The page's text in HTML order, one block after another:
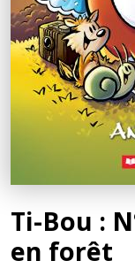
Ti-Bou :
en forêt